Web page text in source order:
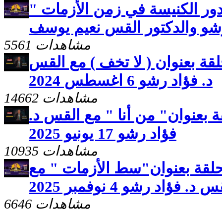
الكنيسة في زمن الأزمات "
والدكتور القس نعيم يوسف
5561 مشاهدات
بعنوان ( لا تخف ) مع القس
د. فؤاد رشو 6 اغسطس 2024
14662 مشاهدات
بعنوان" من أنا " مع القس د.
فؤاد رشو 17 يونيو 2025
10935 مشاهدات
بعنوان"سط الأزمات " مع
د. فؤاد رشو 4 نوفمبر 2025
6646 مشاهدات